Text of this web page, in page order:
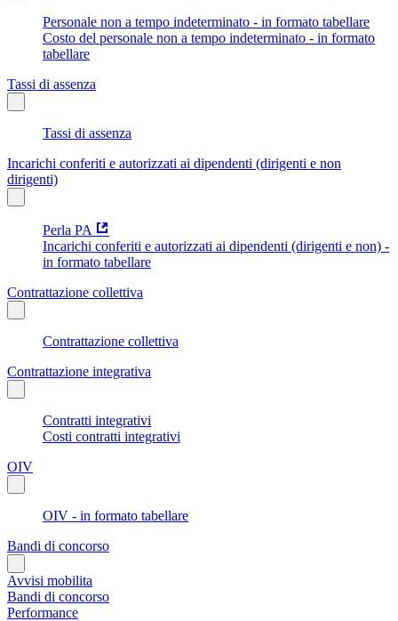
Personale non a tempo indeterminato - in formato tabellare
Costo del personale non a tempo indeterminato - in formato
tabellare
Tassi di assenza
Tassi di assenza
Incarichi conferiti e autorizzati ai dipendenti (dirigenti e non
dirigenti)
Perla PA
Incarichi conferiti e autorizzati ai dipendenti (dirigenti e non) -
in formato tabellare
Contrattazione collettiva
Contrattazione collettiva
Contrattazione integrativa
Contratti integrativi
Costi contratti integrativi
OIV
OIV - in formato tabellare
Bandi di concorso
Avvisi mobilita
Bandi di concorso
Performance